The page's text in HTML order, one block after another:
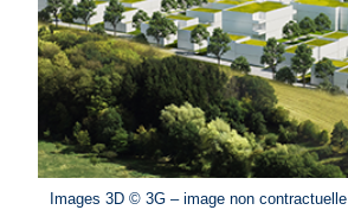
Images 3D © 3G – image non contractuelle